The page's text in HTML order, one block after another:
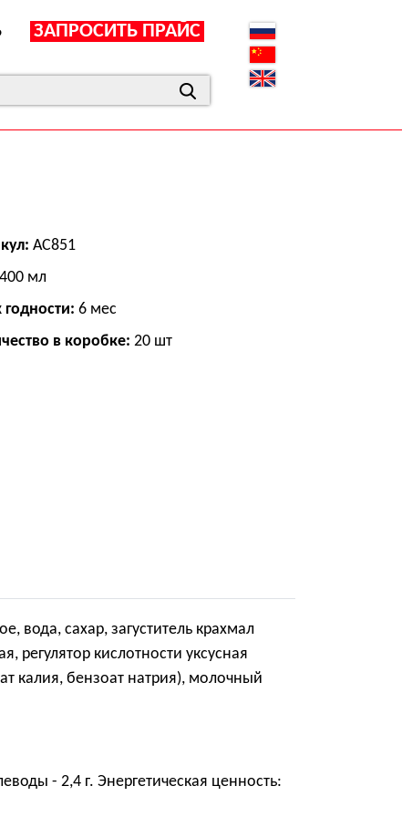
ЗАПРОСИТЬ ПРАЙС
АС851
400 мл
годности: 6 мес
в коробке: 20 шт
вода, сахар, загуститель крахмал
кислотности уксусная
калия, бензоат натрия), молочный
- 2,4 г. Энергетическая ценность: